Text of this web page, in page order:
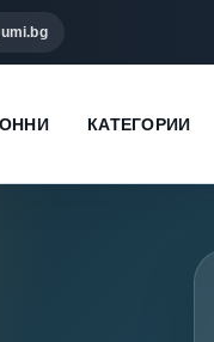
КАТЕГОРИИ